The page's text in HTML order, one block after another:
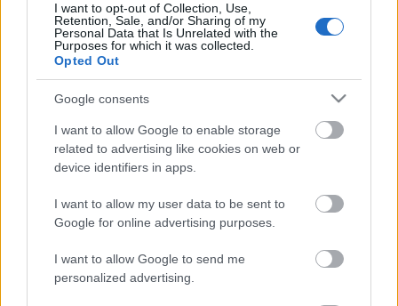
I want to opt-out of Collection, Use,
Retention, Sale, and/or Sharing of my
Personal Data that Is Unrelated with the
Purposes for which it was collected.
Opted Out
Google consents
I want to allow Google to enable storage
related to advertising like cookies on web or
device identifiers in apps.
I want to allow my user data to be sent to
Google for online advertising purposes.
I want to allow Google to send me
personalized advertising.
Megdöbbentő fotók a néptelen fővárosról
Top 10: ezek a legjobb szerelmes filmek
A 10 legütősebb drogos film
Meztelenség és anatómia
A forradalom egy holland fotós szemével
A legizgalmasabb fotók 2015-ből
Meztelen fővárosiak
Készülőben a nagy meztelen album
Nézd meg a 48-as szabadságharc hőseiről készült